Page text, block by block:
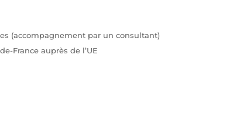
(accompagnement par un consultant)
France auprès de l’UE